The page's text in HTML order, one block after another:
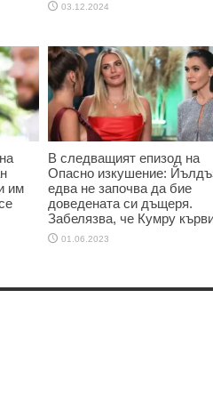
03.12.2024
им
В следващият епизод на
Опасно изкушение:
едва не започва да бие
доведената си дъщеря.
Забелязва, че Кумру
01.06.2023